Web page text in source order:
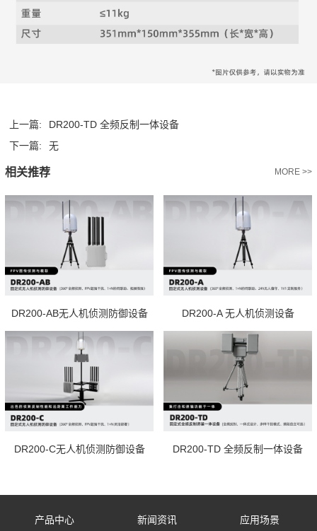
上一篇:
DR200-TD 全频反制一体设备
下一篇:
无
相关推荐 MORE >>
DR200-AB无人机侦测防御设备 DR200-A 无人机侦测设备
DR200-C无人机侦测防御设备 DR200-TD 全频反制一体设备
产品中心 新闻资讯 应用场景